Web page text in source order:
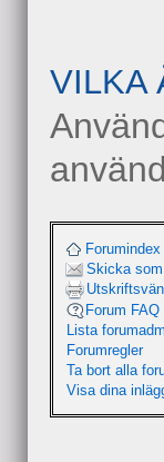
VILKA
Forumindex
Skicka
Forum FAQ
Lista
Forumregler
Ta bort alla
Visa dina